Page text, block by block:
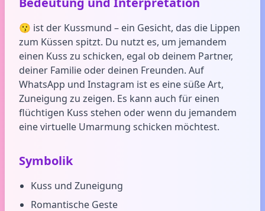
😗 ist der Kussmund – ein Gesicht, das die Lippen
zum Küssen spitzt. Du nutzt es, um jemandem
einen Kuss zu schicken, egal ob deinem Partner,
deiner Familie oder deinen Freunden. Auf
WhatsApp und Instagram ist es eine süße Art,
Zuneigung zu zeigen. Es kann auch für einen
flüchtigen Kuss stehen oder wenn du jemandem
eine virtuelle Umarmung schicken möchtest.
Symbolik
Kuss und Zuneigung
Romantische Geste